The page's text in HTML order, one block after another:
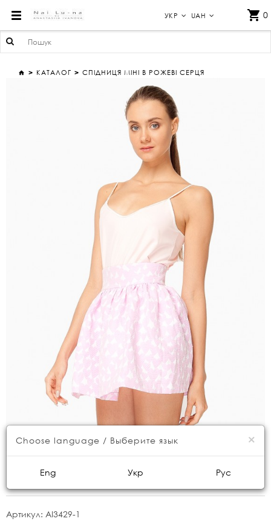
УКР UAH 0
КАТАЛОГ СПІДНИЦЯ МІНІ В РОЖЕВІ СЕРЦЯ
Спідниця міні в рожеві серця
Артикул: AI3429-1
×
Choose language / Выберите язык
Eng Укр Рус
СПІДНИЦЯ МІНІ В РОЖЕВІ СЕРЦЯ